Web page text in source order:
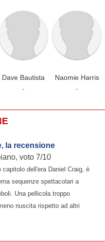
Dave Bautista
-
Naomie Harris
-
la recensione
voto 7/10
capitolo dell'era Daniel Craig, è
sequenze spettacolari a
Una pellicola troppo
riuscita rispetto ad altri